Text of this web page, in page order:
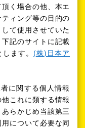
く場合の他、本エ
ィング等の目的の
て使用させていた
記のサイトに記載
ます。 (株)日本ア
に関する個人情報
これに類する情報
らかじめ当該第三
について必要な同